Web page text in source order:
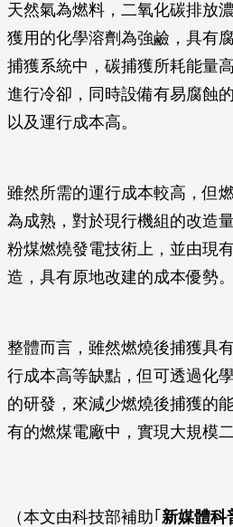
天然氣為燃料，二氧化碳排放
獲用的化學溶劑為強鹼，具有
捕獲系統中，碳捕獲所耗能量
進行冷卻，同時設備有易腐蝕
以及運行成本高。
雖然所需的運行成本較高，但
為成熟，對於現行機組的改造
粉煤燃燒發電技術上，並由現
造，具有原地改建的成本優勢。
整體而言，雖然燃燒後捕獲具
行成本高等缺點，但可透過化
的研發，來減少燃燒後捕獲的
有的燃煤電廠中，實現大規模
（本文由科技部補助｢ 新媒體科